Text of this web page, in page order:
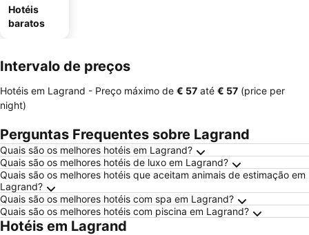
Hotéis
baratos
Intervalo de preços
Hotéis em Lagrand - Preço máximo de ‎€ 57 até ‎€ 57 (price per
night)
Perguntas Frequentes sobre Lagrand
Quais são os melhores hotéis em Lagrand?
Quais são os melhores hotéis de luxo em Lagrand?
Quais são os melhores hotéis que aceitam animais de estimação em
Lagrand?
Quais são os melhores hotéis com spa em Lagrand?
Quais são os melhores hotéis com piscina em Lagrand?
Hotéis em Lagrand